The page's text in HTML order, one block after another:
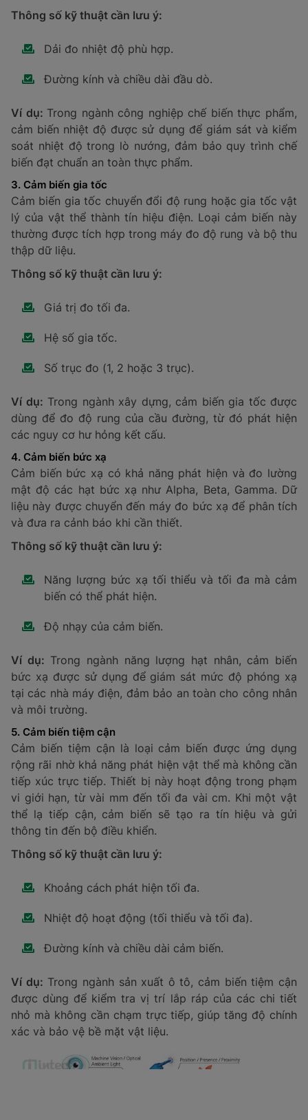
hiện nay
Cảm biến được thiết kế với nhiều loại khác nhau nhằm
đáp ứng đa dạng nhu cầu sử dụng trong từng lĩnh vực.
Mỗi loại cảm biến có tính ứng dụng riêng, giúp cải
thiện hiệu quả và độ chính xác trong hoạt động. Dưới
đây là một số loại cảm biến phổ biến và ứng dụng cụ
thể của chúng.
1. Cảm biến hình ảnh và tầm nhìn
Cảm biến hình ảnh là giải pháp giúp người dùng phát
hiện nhanh sự hiện diện của màu sắc hoặc đối tượng
trong phạm vi quan sát. Dữ liệu thu được sẽ được
chuyển đổi thành hình ảnh hiển thị, hỗ trợ giám sát và
kiểm tra trực quan.
Thông số kỹ thuật cần lưu ý:
Độ phân giải của cảm biến hình ảnh.
Khả năng ứng dụng trong môi trường cụ thể.
Các tính năng hỗ trợ như bộ chuyển đổi tín hiệu.
Ví dụ: Trong ngành sản xuất ô tô, cảm biến hình ảnh
được sử dụng để kiểm tra lỗi sơn trên bề mặt xe hoặc
phát hiện chi tiết lắp ráp sai lệch.
2. Cảm biến nhiệt độ
Cảm biến nhiệt độ được cấu tạo thành dạng đầu dò,
giúp phát hiện và đo thông số nhiệt của môi trường,
sau đó truyền tín hiệu đến thiết bị đo.
Đường kính và chiều dài đầu dò.
Ví dụ:Trong ngành công nghiệp chế biến thực phẩm,
soát nhiệt độ trong lò nướng, đảm bảo quy trình chế
biến đạt chuẩn an toàn thực phẩm.
3. Cảm biến gia tốc
lý của vật thể thành tín hiệu điện. Loại cảm biến này
thường được tích hợp trong máy đo độ rung và bộ thu
thập dữ liệu.
Thông số kỹ thuật cần lưu ý:
Giá trị đo tối đa.
Hệ số gia tốc.
Số trục đo (1, 2 hoặc 3 trục).
Ví dụ:
Trong ngành xây dựng, cảm biến gia tốc được
dùng để đo độ rung của cầu đường, từ đó phát hiện
các nguy cơ hư hỏng kết cấu.
4. Cảm biến bức xạ
Cảm biến bức xạ có khả năng phát hiện và đo lường
mật độ các hạt bức xạ như Alpha, Beta, Gamma. Dữ
liệu này được chuyển đến máy đo bức xạ để phân tích
Thông số kỹ thuật cần lưu ý: